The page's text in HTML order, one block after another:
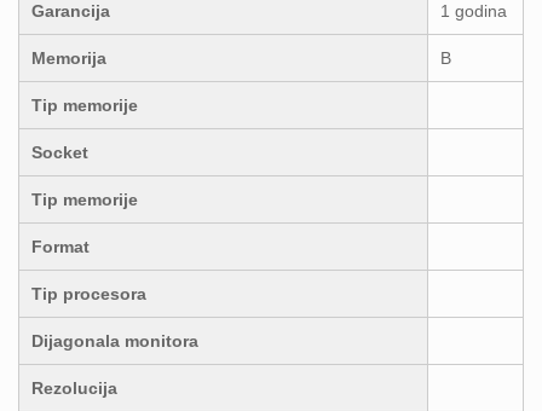
Garancija 1 godina
Memorija B
Tip memorije
Socket
Tip memorije
Format
Tip procesora
Dijagonala monitora
Rezolucija